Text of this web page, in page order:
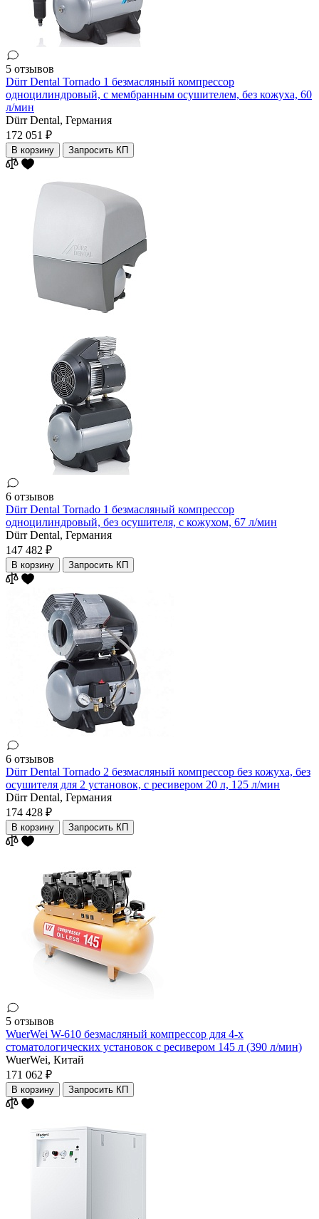
5 отзывов
Dürr Dental Tornado 1 безмасляный компрессор
одноцилиндровый, с мембранным осушителем, без кожуха, 60
л/мин
Dürr Dental, Германия
172 051 ₽
В корзину Запросить КП
6 отзывов
Dürr Dental Tornado 1 безмасляный компрессор
одноцилиндровый, без осушителя, с кожухом, 67 л/мин
Dürr Dental, Германия
147 482 ₽
В корзину Запросить КП
6 отзывов
Dürr Dental Tornado 2 безмасляный компрессор без кожуха, без
осушителя для 2 установок, с ресивером 20 л, 125 л/мин
Dürr Dental, Германия
174 428 ₽
В корзину Запросить КП
5 отзывов
WuerWei W-610 безмасляный компрессор для 4-х
стоматологических установок с ресивером 145 л (390 л/мин)
WuerWei, Китай
171 062 ₽
В корзину Запросить КП